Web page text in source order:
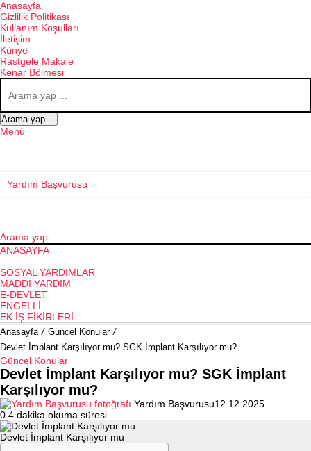
Anasayfa
Gizlilik Politikası
Kullanım Koşulları
İletişim
Künye
Rastgele Makale
Kenar Bölmesi
Arama yap ...
Menü
Yardım Başvurusu
Arama yap ...
ANASAYFA
SOSYAL YARDIMLAR
MADDI YARDIM
E-DEVLET
ENGELLI
EK İŞ FIKIRLERI
Anasayfa / Güncel Konular /
Devlet İmplant Karşılıyor mu? SGK İmplant Karşılıyor mu?
Güncel Konular
Devlet İmplant Karşılıyor mu? SGK İmplant
Karşılıyor mu?
Yardım Başvurusu12.12.2025
0 4 dakika okuma süresi
Devlet İmplant Karşılıyor mu